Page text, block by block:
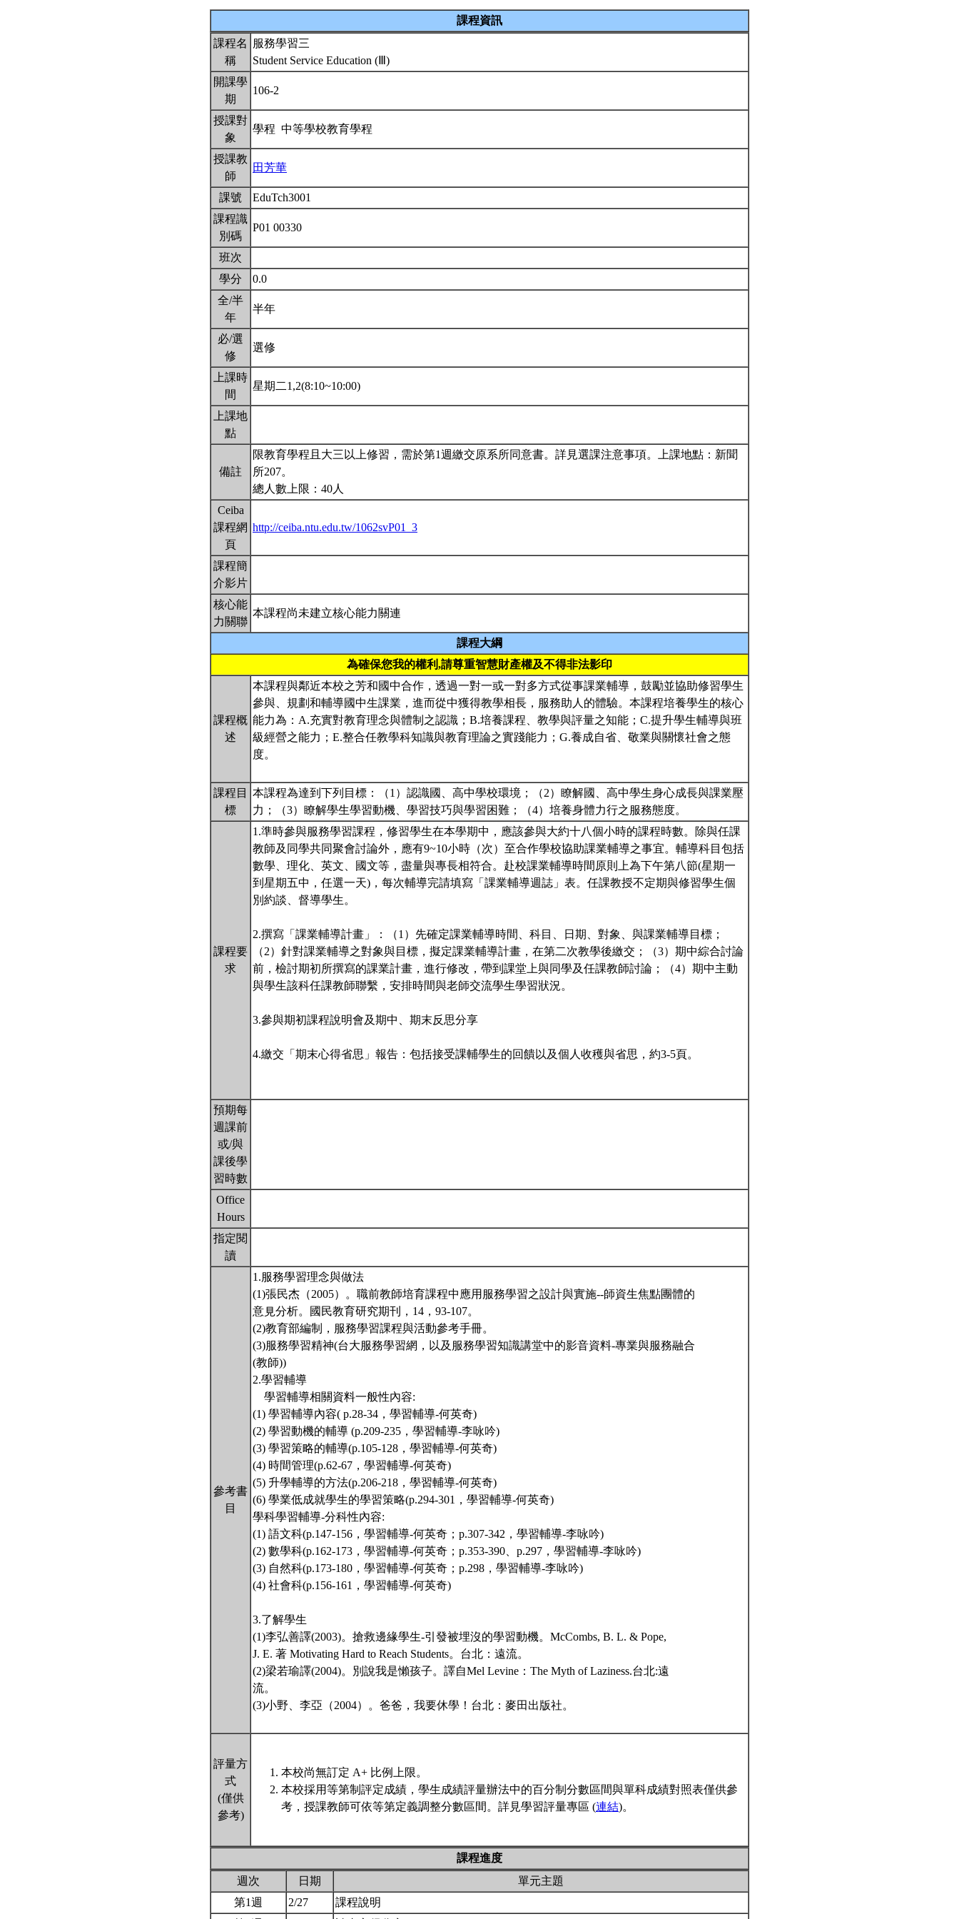
課程資訊
課程名
稱
服務學習三
Student Service Education (Ⅲ)
開課學
期
106-2
授課對
象
學程 中等學校教育學程
授課教
師
田芳華
課號
EduTch3001
課程識
別碼
P01 00330
班次
學分
0.0
全/半
年
半年
必/選
修
選修
上課時
間
星期二1,2(8:10~10:00)
上課地
點
備註
限教育學程且大三以上修習，需於第1週繳交原系所同意書。詳見選課注意事項。上課地點：新聞
所207。
總人數上限：40人
Ceiba
課程網
頁
http://ceiba.ntu.edu.tw/1062svP01_3
課程簡
介影片
核心能
力關聯
本課程尚未建立核心能力關連
課程大綱
為確保您我的權利,請尊重智慧財產權及不得非法影印
課程概
述
本課程與鄰近本校之芳和國中合作，透過一對一或一對多方式從事課業輔導，鼓勵並協助修習學生
參與、規劃和輔導國中生課業，進而從中獲得教學相長，服務助人的體驗。本課程培養學生的核心
能力為：A.充實對教育理念與體制之認識；B.培養課程、教學與評量之知能；C.提升學生輔導與班
級經營之能力；E.整合任教學科知識與教育理論之實踐能力；G.養成自省、敬業與關懷社會之態
度。
課程目
標
本課程為達到下列目標：（1）認識國、高中學校環境；（2）瞭解國、高中學生身心成長與課業壓
力；（3）瞭解學生學習動機、學習技巧與學習困難；（4）培養身體力行之服務態度。
課程要
求
1.準時參與服務學習課程，修習學生在本學期中，應該參與大約十八個小時的課程時數。除與任課
教師及同學共同聚會討論外，應有9~10小時（次）至合作學校協助課業輔導之事宜。輔導科目包括
數學、理化、英文、國文等，盡量與專長相符合。赴校課業輔導時間原則上為下午第八節(星期一
到星期五中，任選一天)，每次輔導完請填寫「課業輔導週誌」表。任課教授不定期與修習學生個
別約談、督導學生。
2.撰寫「課業輔導計畫」：（1）先確定課業輔導時間、科目、日期、對象、與課業輔導目標；
（2）針對課業輔導之對象與目標，擬定課業輔導計畫，在第二次教學後繳交；（3）期中綜合討論
前，檢討期初所撰寫的課業計畫，進行修改，帶到課堂上與同學及任課教師討論；（4）期中主動
與學生該科任課教師聯繫，安排時間與老師交流學生學習狀況。
3.參與期初課程說明會及期中、期末反思分享
4.繳交「期末心得省思」報告：包括接受課輔學生的回饋以及個人收穫與省思，約3-5頁。
預期每
週課前
或/與
課後學
習時數
Office
Hours
指定閱
讀
參考書
目
1.服務學習理念與做法
(1)張民杰（2005）。職前教師培育課程中應用服務學習之設計與實施--師資生焦點團體的
意見分析。國民教育研究期刊，14，93-107。
(2)教育部編制，服務學習課程與活動參考手冊。
(3)服務學習精神(台大服務學習網，以及服務學習知識講堂中的影音資料-專業與服務融合
(教師))
2.學習輔導
學習輔導相關資料一般性內容:
(1) 學習輔導內容( p.28-34，學習輔導-何英奇)
(2) 學習動機的輔導 (p.209-235，學習輔導-李咏吟)
(3) 學習策略的輔導(p.105-128，學習輔導-何英奇)
(4) 時間管理(p.62-67，學習輔導-何英奇)
(5) 升學輔導的方法(p.206-218，學習輔導-何英奇)
(6) 學業低成就學生的學習策略(p.294-301，學習輔導-何英奇)
學科學習輔導-分科性內容:
(1) 語文科(p.147-156，學習輔導-何英奇；p.307-342，學習輔導-李咏吟)
(2) 數學科(p.162-173，學習輔導-何英奇；p.353-390、p.297，學習輔導-李咏吟)
(3) 自然科(p.173-180，學習輔導-何英奇；p.298，學習輔導-李咏吟)
(4) 社會科(p.156-161，學習輔導-何英奇)
3.了解學生
(1)李弘善譯(2003)。搶救邊緣學生-引發被埋沒的學習動機。McCombs, B. L. & Pope,
J. E. 著 Motivating Hard to Reach Students。台北：遠流。
(2)梁若瑜譯(2004)。別說我是懶孩子。譯自Mel Levine：The Myth of Laziness.台北:遠
流。
(3)小野、李亞（2004）。爸爸，我要休學！台北：麥田出版社。
評量方
式
(僅供
參考)
本校尚無訂定 A+ 比例上限。
本校採用等第制評定成績，學生成績評量辦法中的百分制分數區間與單科成績對照表僅供參
考，授課教師可依等第定義調整分數區間。詳見學習評量專區 (連結)。
課程進度
週次
日期
單元主題
第1週
2/27
課程說明